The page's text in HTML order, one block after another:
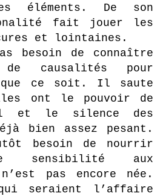
éléments. De son
fait jouer les
et lointaines.
besoin de connaître
causalités pour
que ce soit. Il saute
ont le pouvoir de
et le silence des
bien assez pesant.
besoin de nourrir
sensibilité aux
pas encore née.
qui seraient l’affaire